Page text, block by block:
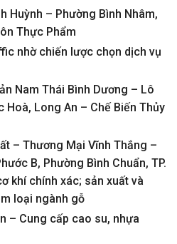
Huỳnh – Phường Bình Nhâm,
Thực Phẩm
nhờ chiến lược chọn dịch vụ
Nam Thái Bình Dương – Lô
Hoà, Long An – Chế Biến Thủy
– Thương Mại Vĩnh Thắng –
B, Phường Bình Chuẩn, TP.
khí chính xác; sản xuất và
loại ngành gỗ
– Cung cấp cao su, nhựa